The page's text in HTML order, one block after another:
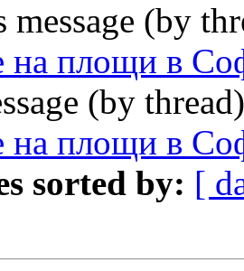
message (by
на площи в
(by
на площи в
sorted by: [